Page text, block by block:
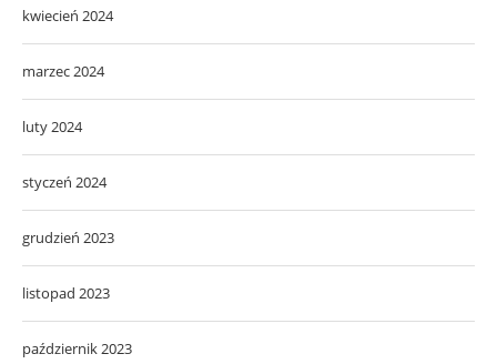
kwiecień 2024
marzec 2024
luty 2024
styczeń 2024
grudzień 2023
listopad 2023
październik 2023